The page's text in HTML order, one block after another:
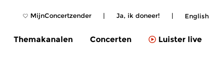
MijnConcertzender | Ja, ik doneer! | English
Themakanalen Concerten Luister live